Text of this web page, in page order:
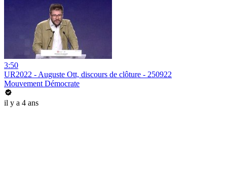
3:50
UR2022 - Auguste Ott, discours de clôture - 250922
Mouvement Démocrate
il y a 4 ans